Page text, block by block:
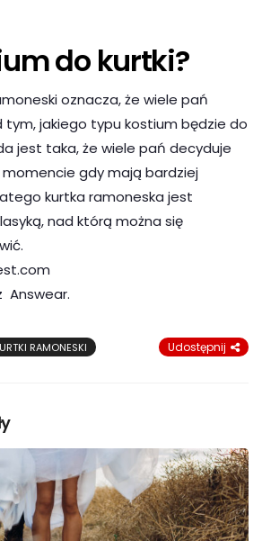
do kurtki?
oznacza, że wiele pań
tym, jakiego typu kostium będzie do
jest taka, że wiele pań decyduje
gdy mają bardziej
kurtka ramoneska jest
nad którą można się
Answear.
RAMONESKI Udostępnij